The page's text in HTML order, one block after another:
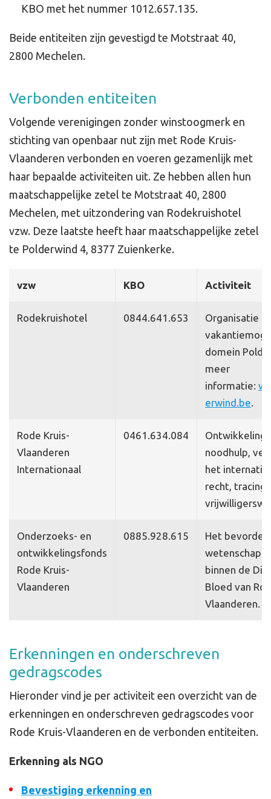
KBO met het nummer 1012.657.135.
Beide entiteiten zijn gevestigd te Motstraat 40,
2800 Mechelen.
Verbonden entiteiten
Volgende verenigingen zonder winstoogmerk en
stichting van openbaar nut zijn met Rode Kruis-
Vlaanderen verbonden en voeren gezamenlijk met
haar bepaalde activiteiten uit. Ze hebben allen hun
maatschappelijke zetel te Motstraat 40, 2800
Mechelen, met uitzondering van Rodekruishotel
vzw. Deze laatste heeft haar maatschappelijke zetel
te Polderwind 4, 8377 Zuienkerke.
vzw KBO Activiteit
Rodekruishotel 0844.641.653
Organisatie
domein
meer
informatie:
erwind.be.
Rode Kruis-
Vlaanderen
Internationaal
0461.634.084
noodhulp,
het
recht, tracing,
Onderzoeks- en
ontwikkelingsfonds
Rode Kruis-
Vlaanderen
0885.928.615
Het
binnen de
Bloed van
Vlaanderen.
Erkenningen en onderschreven
gedragscodes
Hieronder vind je per activiteit een overzicht van de
erkenningen en onderschreven gedragscodes voor
Rode Kruis-Vlaanderen en de verbonden entiteiten.
Erkenning als NGO
Bevestiging erkenning en